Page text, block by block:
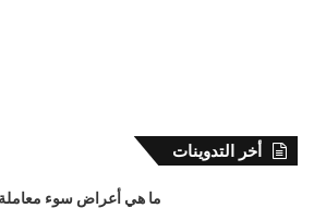
أخر التدوينات
ما هي أعراض سوء معاملة